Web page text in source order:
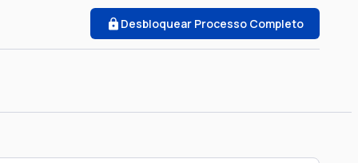
Desbloquear Processo Completo